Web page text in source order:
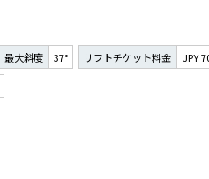
最大斜度 37° リフトチケット料金 JPY